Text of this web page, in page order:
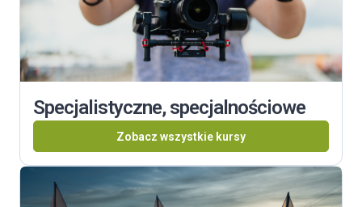
Specjalistyczne, specjalnościowe
Zobacz wszystkie kursy